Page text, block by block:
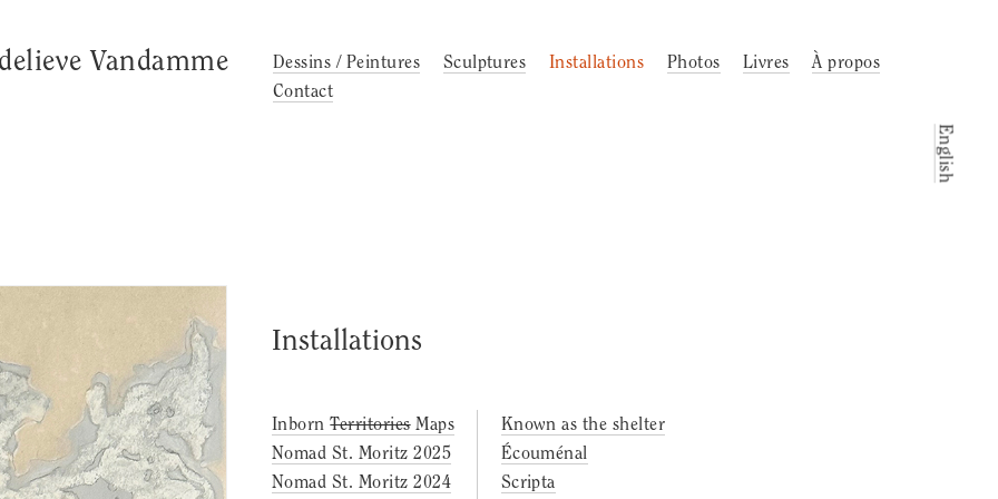
Vandamme Dessins / Peintures Sculptures Installations Photos Livres
À propos
Contact
English
Installations
InbornTerritoriesMaps
Nomad St. Moritz 2025
Nomad St. Moritz 2024
Known as the shelter
Écouménal
Scripta